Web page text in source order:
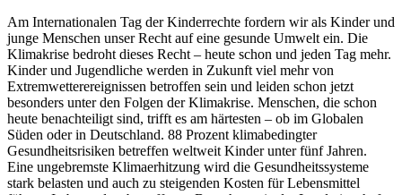
Am Internationalen Tag der Kinderrechte fordern wir als Kinder und
junge Menschen unser Recht auf eine gesunde Umwelt ein. Die
Klimakrise bedroht dieses Recht – heute schon und jeden Tag mehr.
Kinder und Jugendliche werden in Zukunft viel mehr von
Extremwetterereignissen betroffen sein und leiden schon jetzt
besonders unter den Folgen der Klimakrise. Menschen, die schon
heute benachteiligt sind, trifft es am härtesten – ob im Globalen
Süden oder in Deutschland. 88 Prozent klimabedingter
Gesundheitsrisiken betreffen weltweit Kinder unter fünf Jahren.
Eine ungebremste Klimaerhitzung wird die Gesundheitssysteme
stark belasten und auch zu steigenden Kosten für Lebensmittel